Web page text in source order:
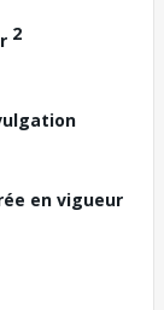
2
en vigueur